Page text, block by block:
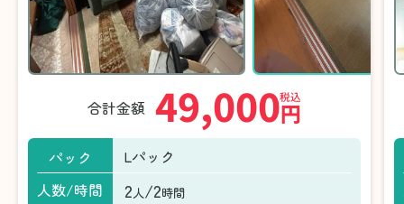
合計金額 49,000円
税込
パック
Lパック
人数/時間
2人/2時間